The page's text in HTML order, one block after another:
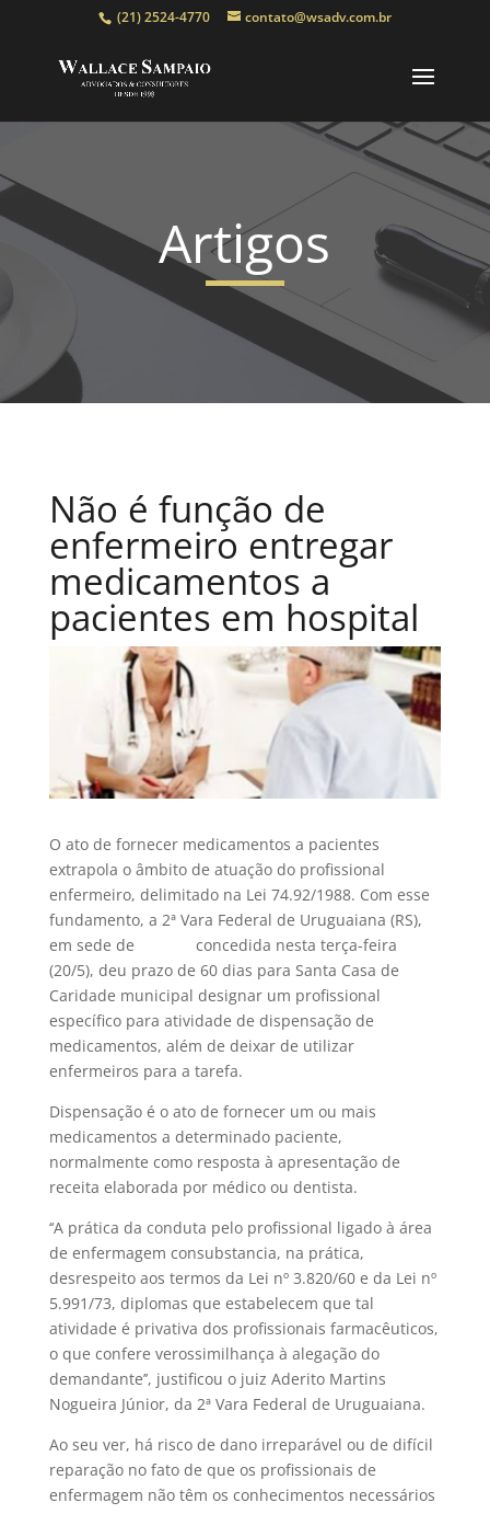
(21) 2524-4770 contato@wsadv.com.br
Artigos
Não é função de
enfermeiro entregar
medicamentos a
pacientes em hospital
O ato de fornecer medicamentos a pacientes
extrapola o âmbito de atuação do profissional
enfermeiro, delimitado na Lei 74.92/1988. Com esse
fundamento, a 2ª Vara Federal de Uruguaiana (RS),
em sede de
concedida nesta terça-feira
(20/5), deu prazo de 60 dias para Santa Casa de
Caridade municipal designar um profissional
específico para atividade de dispensação de
medicamentos, além de deixar de utilizar
enfermeiros para a tarefa.
Dispensação é o ato de fornecer um ou mais
medicamentos a determinado paciente,
normalmente como resposta à apresentação de
receita elaborada por médico ou dentista.
‘‘A prática da conduta pelo profissional ligado à área
de enfermagem consubstancia, na prática,
desrespeito aos termos da Lei nº 3.820/60 e da Lei nº
5.991/73, diplomas que estabelecem que tal
atividade é privativa dos profissionais farmacêuticos,
o que confere verossimilhança à alegação do
demandante’’, justificou o juiz Aderito Martins
Nogueira Júnior, da 2ª Vara Federal de Uruguaiana.
Ao seu ver, há risco de dano irreparável ou de difícil
reparação no fato de que os profissionais de
enfermagem não têm os conhecimentos necessários